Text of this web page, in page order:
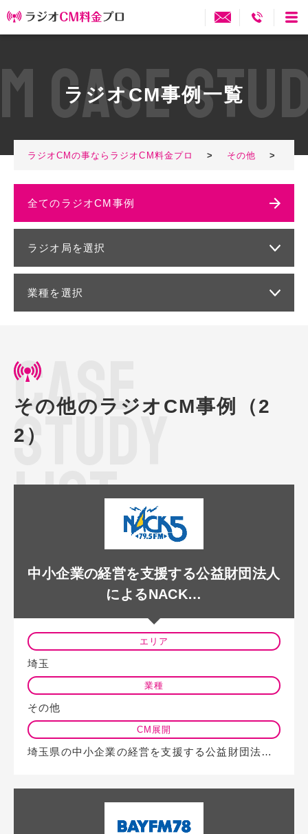
CASESTU
ラジオCM事例一覧
ラジオCMの事ならラジオCM料金プロ > その他 > 2
全てのラジオCM事例
ラジオ局を選択
業種を選択
CASE
STUDY
LIST
その他のラジオCM事例（2
2）
中小企業の経営を支援する公益財団法人
によるNACK…
エリア
埼玉
業種
その他
CM展開
埼玉県の中小企業の経営を支援する公益財団法人様が、ナックファイブでラジオCM…